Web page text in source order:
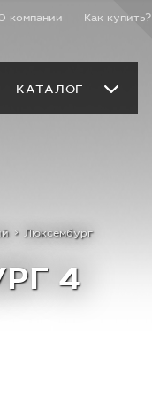
компании Как купить?
КАТАЛОГ
Люксембург
4